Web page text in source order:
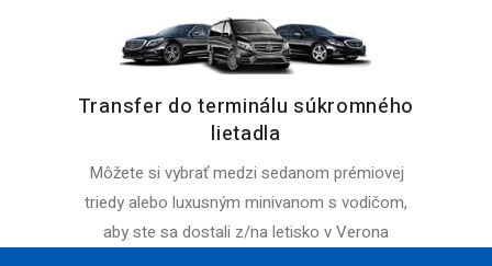
Transfer do terminálu súkromného
lietadla
Môžete si vybrať medzi sedanom prémiovej
triedy alebo luxusným minivanom s vodičom,
aby ste sa dostali z/na letisko v Verona